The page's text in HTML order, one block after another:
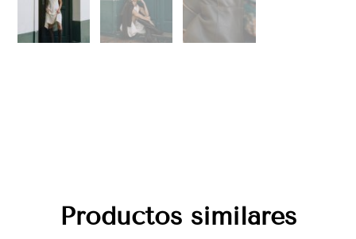
Productos similares